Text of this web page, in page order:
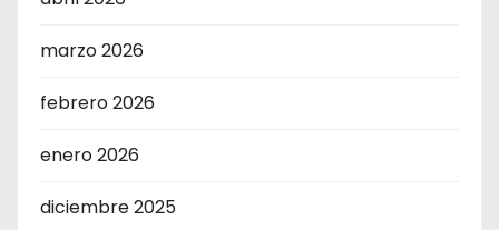
marzo 2026
febrero 2026
enero 2026
diciembre 2025